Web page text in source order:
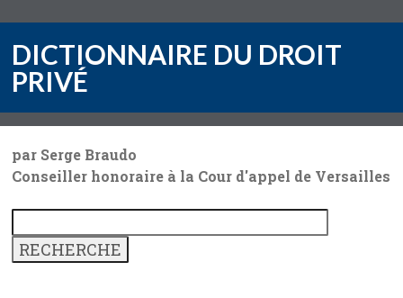
DICTIONNAIRE DU DROIT
PRIVÉ
par Serge Braudo
Conseiller honoraire à la Cour d'appel de Versailles